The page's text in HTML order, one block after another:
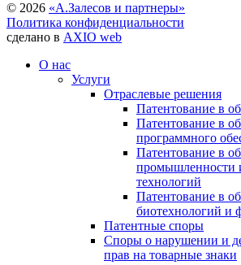
© 2026 «А.Залесов и партнеры»
Политика конфиденциальности
сделано в AXIO web
О нас
Услуги
Отраслевые решения
Патентование в
Патентование в
программного
Патентование в
промышленности
технологий
Патентование в
биотехнологий и
Патентные споры
Споры о нарушении и
прав на товарные знаки